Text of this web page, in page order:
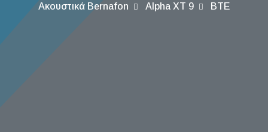
Ακουστικά Bernafon
Alpha XT 9 BTE